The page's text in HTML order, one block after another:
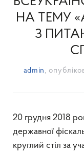
НА ТЕМУ
З
admin ,
20 грудня 2018
державної
круглий стіл за